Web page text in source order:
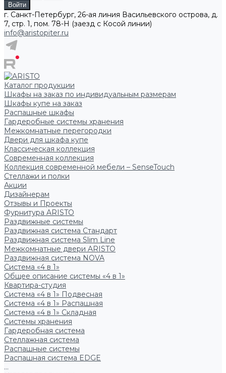
г. Санкт-Петербург, 26-ая линия Васильевского острова, д.
7, стр. 1, пом. 78-Н (заезд с Косой линии)
info@aristopiter.ru
Каталог продукции
Шкафы на заказ по индивидуальным размерам
Шкафы купе на заказ
Распашные шкафы
Гардеробные системы хранения
Межкомнатные перегородки
Двери для шкафа купе
Классическая коллекция
Современная коллекция
Коллекция современной мебели – SenseTouch
Стеллажи и полки
Акции
Дизайнерам
Отзывы и Проекты
Фурнитура ARISTO
Раздвижные системы
Раздвижная система Стандарт
Раздвижная система Slim Line
Межкомнатные двери ARISTO
Раздвижная система NOVA
Система «4 в 1»
Общее описание системы «4 в 1»
Квартира-студия
Система «4 в 1» Подвесная
Система «4 в 1» Распашная
Система «4 в 1» Складная
Системы хранения
Гардеробная система
Стеллажная система
Распашные системы
Распашная система EDGE
...